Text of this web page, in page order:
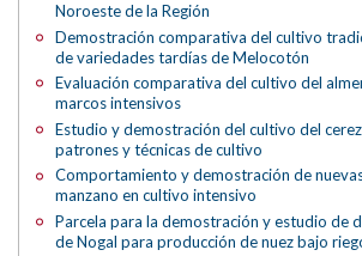
Noroeste de la Región
Demostración comparativa del cultivo
de variedades tardías de Melocotón
Evaluación comparativa del cultivo del
marcos intensivos
Estudio y demostración del cultivo del
patrones y técnicas de cultivo
Comportamiento y demostración de
manzano en cultivo intensivo
Parcela para la demostración y estudio de
de Nogal para producción de nuez bajo